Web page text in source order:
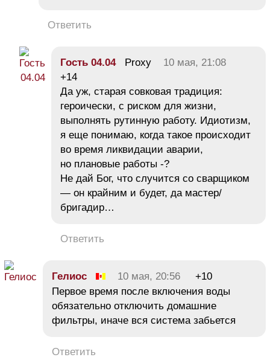
Ответить
Гость 04.04Proxy
10 мая, 21:08
+14
Да уж, старая совковая традиция:
героически, с риском для жизни,
выполнять рутинную работу. Идиотизм,
я еще понимаю, когда такое происходит
во время ликвидации аварии,
но плановые работы -?
Не дай Бог, что случится со сварщиком
— он крайним и будет, да мастер/
бригадир…
Ответить
Гелиос 10 мая, 20:56
+10
Первое время после включения воды
обязательно отключить домашние
фильтры, иначе вся система забьется
Ответить